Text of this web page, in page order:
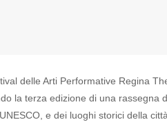
delle Arti Performative Regina
la terza edizione di una rassegna
e dei luoghi storici della